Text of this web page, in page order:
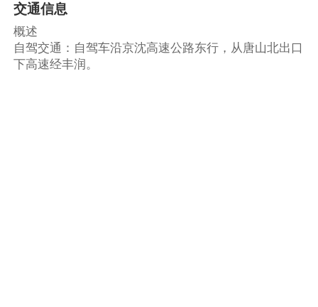
交通信息
概述
自驾交通：自驾车沿京沈高速公路东行，从唐山北出口
下高速经丰润。